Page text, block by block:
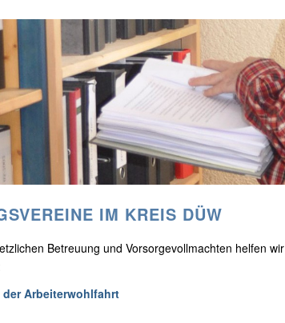
IM KREIS DÜW
Betreuung und Vorsorgevollmachten helfen wir
Arbeiterwohlfahrt